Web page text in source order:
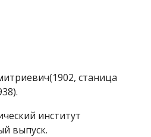
станица
институт
выпуск.